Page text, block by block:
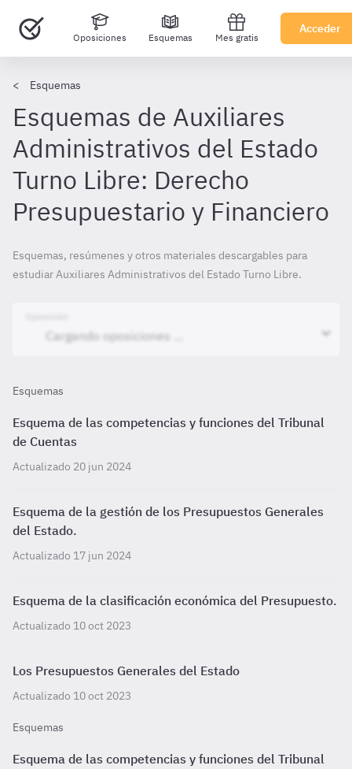
Oposiciones Esquemas Mes gratis
Acceder
Esquemas
Esquemas de Auxiliares
Administrativos del Estado
Turno Libre: Derecho
Presupuestario y Financiero
Esquemas, resúmenes y otros materiales descargables para
estudiar Auxiliares Administrativos del Estado Turno Libre.
Esquemas
Esquema de las competencias y funciones del Tribunal
de Cuentas
Actualizado 20 jun 2024
Esquema de la gestión de los Presupuestos Generales
del Estado.
Actualizado 17 jun 2024
Esquema de la clasificación económica del Presupuesto.
Actualizado 10 oct 2023
Los Presupuestos Generales del Estado
Actualizado 10 oct 2023
Esquemas
Esquema de las competencias y funciones del Tribunal